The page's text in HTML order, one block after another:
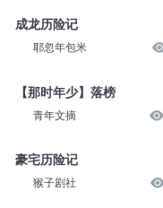
成龙历险记
耶忽年包米
【那时年少】落榜
青年文摘
豪宅历险记
猴子剧社